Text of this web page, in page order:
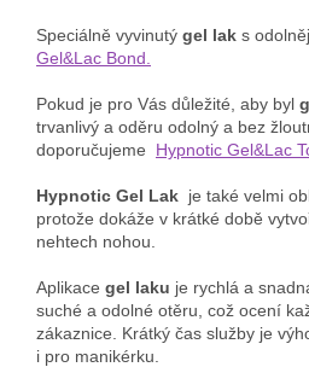
Speciálně vyvinutý gel lak s
Gel&Lac Bond.
Pokud je pro Vás důležité, aby byl
trvanlivý a oděru odolný a bez
doporučujeme
Hypnotic Gel&Lac
Hypnotic Gel Lak je také velmi
protože dokáže v krátké době
nehtech nohou.
Aplikace gel laku je rychlá a
suché a odolné otěru, což ocení
zákaznice. Krátký čas služby je
i pro manikérku.